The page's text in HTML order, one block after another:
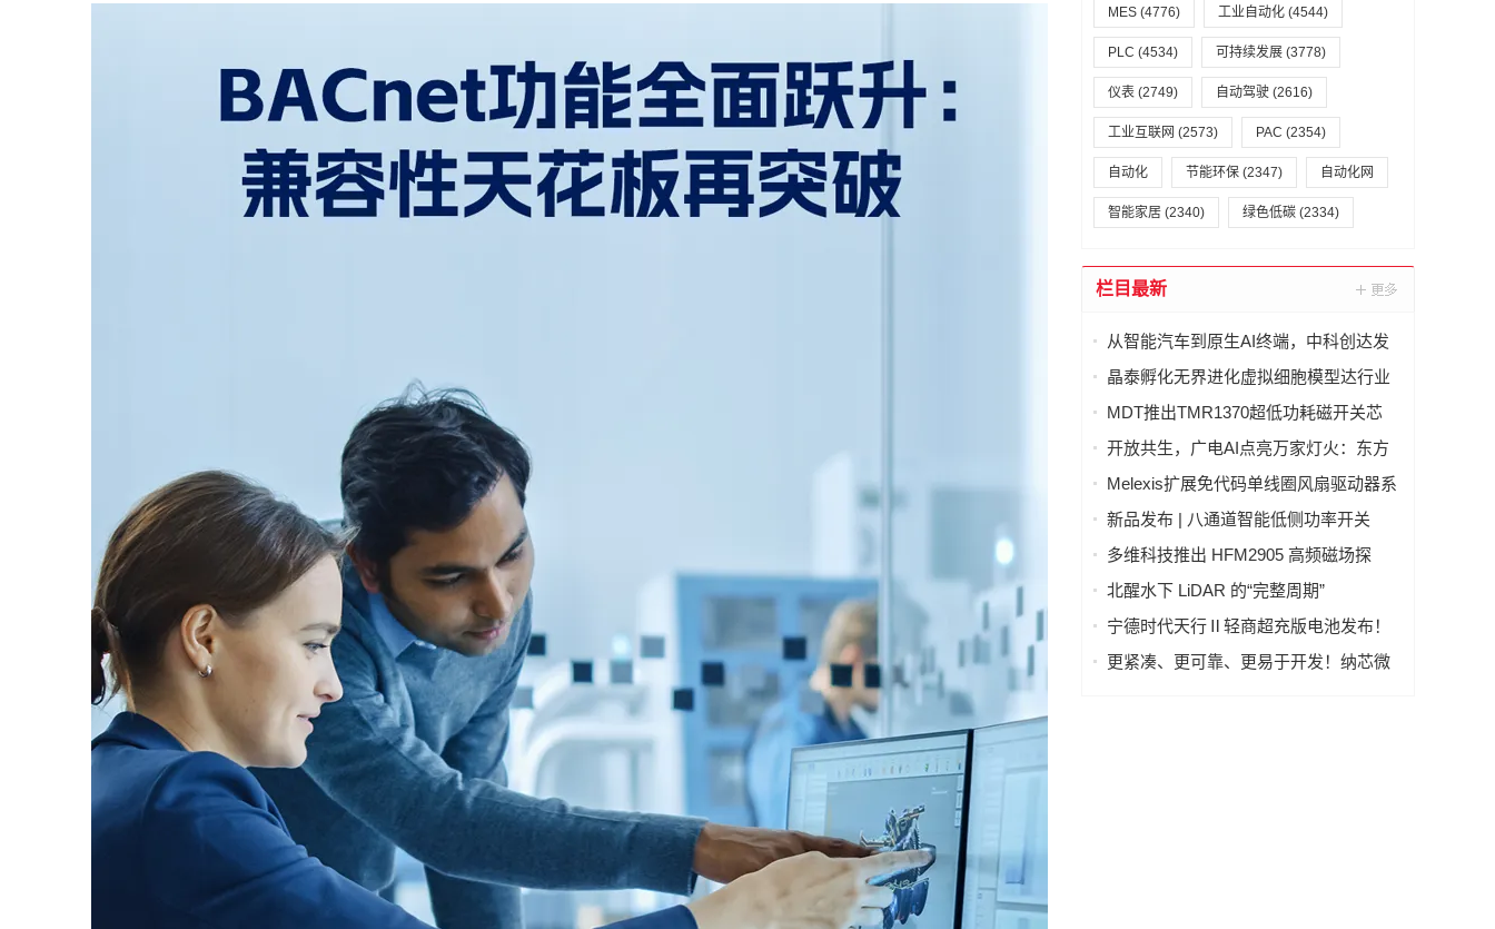
MES (4776) 工业自动化 (4544)
PLC (4534) 可持续发展 (3778)
仪表 (2749) 自动驾驶 (2616)
工业互联网 (2573) PAC (2354)
自动化 节能环保 (2347) 自动化网
智能家居 (2340) 绿色低碳 (2334)
栏目最新
从智能汽车到原生AI终端，中科创达发
布 AquaClaw for IoT，打造面向物理世
晶泰孵化无界进化虚拟细胞模型达行业
最优(SOTA)，科学发现引擎开启内测申
MDT推出TMR1370超低功耗磁开关芯
片，助力CGM设备实现超过两年待机寿
开放共生，广电AI点亮万家灯火：东方
有线发布"爱管家"AI智能体东东生态合作
Melexis扩展免代码单线圈风扇驱动器系
列，强力赋能AI GPU散热
新品发布 | 八通道智能低侧功率开关
LD70008Q，汽车与工业负载驱动的理想
多维科技推出 HFM2905 高频磁场探
头，实现磁场信号实时分析
北醒水下 LiDAR 的“完整周期”
宁德时代天行Ⅱ轻商超充版电池发布！
物流行业进入8C超充时代
更紧凑、更可靠、更易于开发！纳芯微